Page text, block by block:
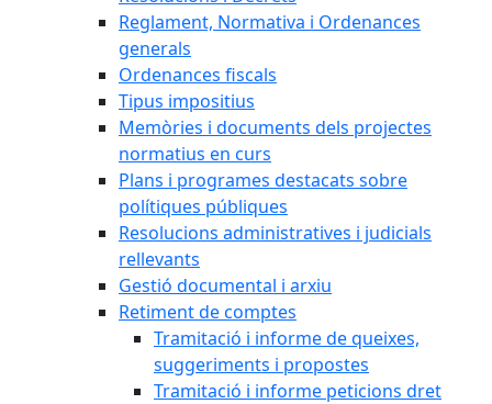
Reglament, Normativa i Ordenances
generals
Ordenances fiscals
Tipus impositius
Memòries i documents dels projectes
normatius en curs
Plans i programes destacats sobre
polítiques públiques
Resolucions administratives i judicials
rellevants
Gestió documental i arxiu
Retiment de comptes
Tramitació i informe de queixes,
suggeriments i propostes
Tramitació i informe peticions dret